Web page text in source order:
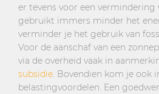
er tevens voor een vermindering
gebruikt immers minder het
verminder je het gebruik van
Voor de aanschaf van een
via de overheid vaak in
subsidie. Bovendien kom je ook
belastingvoordelen. Een